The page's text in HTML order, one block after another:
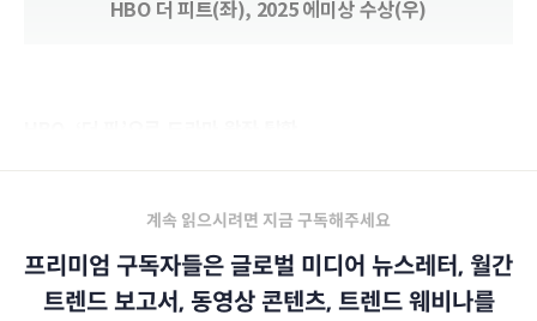
HBO 더 피트(좌), 2025 에미상 수상(우)
계속 읽으시려면 지금 구독해주세요
프리미엄 구독자들은 글로벌 미디어 뉴스레터, 월간
트렌드 보고서, 동영상 콘텐츠, 트렌드 웨비나를